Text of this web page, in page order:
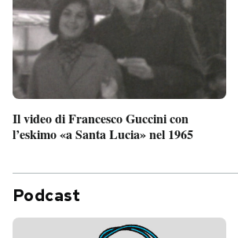
Il video di Francesco Guccini con
l’eskimo «a Santa Lucia» nel 1965
Podcast